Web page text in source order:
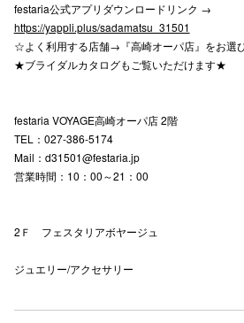
festaria公式アプリダウンロードリンク →
https://yappli.plus/sadamatsu_31501
☆よく利用する店舗→『高崎オーパ店』をお選
★ブライダルカタログもご覧いただけます★
festaria VOYAGE高崎オーパ店 2階
TEL：027-386-5174
Mail：d31501@festaria.jp
営業時間：10：00～21：00
2Ｆ フェスタリアボヤージュ
ジュエリー/アクセサリー